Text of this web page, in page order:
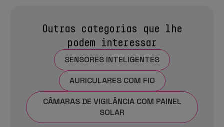
Outras categorias que lhe
podem interessar
SENSORES INTELIGENTES
AURICULARES COM FIO
CÂMARAS DE VIGILÂNCIA COM PAINEL
SOLAR